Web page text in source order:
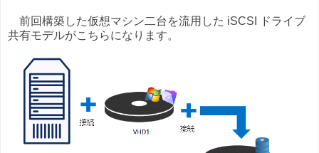
前回構築した仮想マシン二台を流用した iSCSI ドライブ
共有モデルがこちらになります。